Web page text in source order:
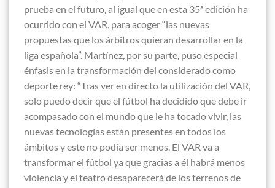
prueba en el futuro, al igual que en esta 35ª edición ha
ocurrido con el VAR, para acoger “las nuevas
propuestas que los árbitros quieran desarrollar en la
liga española”. Martínez, por su parte, puso especial
énfasis en la transformación del considerado como
deporte rey: “Tras ver en directo la utilización del VAR,
solo puedo decir que el fútbol ha decidido que debe ir
acompasado con el mundo que le ha tocado vivir, las
nuevas tecnologías están presentes en todos los
ámbitos y este no podía ser menos. El VAR va a
transformar el fútbol ya que gracias a él habrá menos
violencia y el teatro desaparecerá de los terrenos de